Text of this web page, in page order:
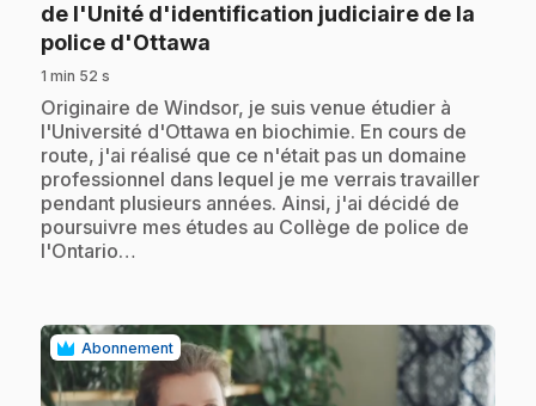
de l'Unité d'identification judiciaire de la
police d'Ottawa
1 min 52 s
.Originaire de Windsor, je suis venue étudier à
l'Université d'Ottawa en biochimie. En cours de
route, j'ai réalisé que ce n'était pas un domaine
professionnel dans lequel je me verrais travailler
pendant plusieurs années. Ainsi, j'ai décidé de
poursuivre mes études au Collège de police de
l'Ontario…
Abonnement